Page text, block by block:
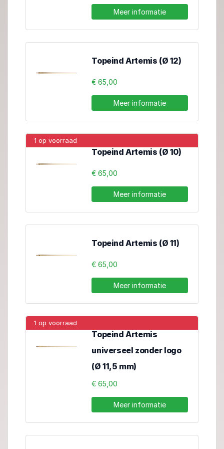
Meer informatie
Topeind Artemis (Ø 12)
€ 65,00
Meer informatie
1 op voorraad
Topeind Artemis (Ø 10)
€ 65,00
Meer informatie
Topeind Artemis (Ø 11)
€ 65,00
Meer informatie
1 op voorraad
Topeind Artemis
universeel zonder logo
(Ø 11,5 mm)
€ 65,00
Meer informatie